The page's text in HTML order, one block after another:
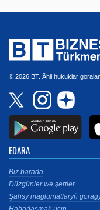
© 2026 BT. Ähli hukuklar
EDARA
Biz barada
Düzgünler we şertler
Şahsy maglumatlaryň